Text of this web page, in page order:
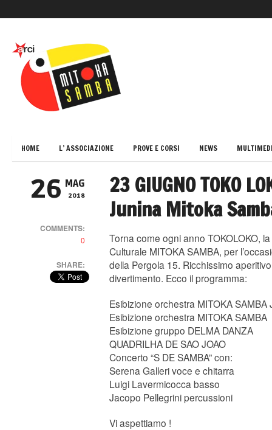
HOME L’ ASSOCIAZIONE PROVE E CORSI NEWS
26 MAG
2018
COMMENTS:
0
SHARE:
23 GIUGNO TOKO
Junina Mitoka
Torna come ogni anno TOKOLOKO,
Culturale MITOKA SAMBA, per
della Pergola 15. Ricchissimo
divertimento. Ecco il programma:
Esibizione orchestra MITOKA SAMBA
Esibizione orchestra MITOKA SAMBA
Esibizione gruppo DELMA DANZA
QUADRILHA DE SAO JOAO
Concerto “S DE SAMBA” con:
Serena Galleri voce e chitarra
Luigi Lavermicocca basso
Jacopo Pellegrini percussioni
Vi aspettiamo !